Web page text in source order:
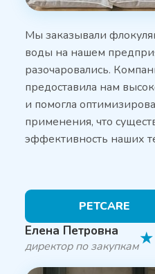
Мы заказывали
воды на нашем
разочаровались.
предоставила нам
и помогла
применения, что
эффективность наших
PETCARE
Елена Петровна
директор по закупкам★